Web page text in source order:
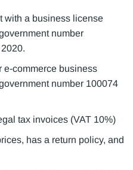
with a business license
number
e-commerce business
number 100074
tax invoices (VAT 10%)
has a return policy, and